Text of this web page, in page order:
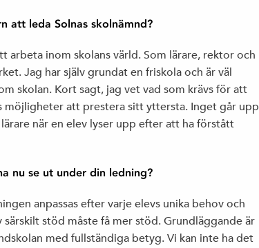
att leda Solnas skolnämnd?
arbeta inom skolans värld. Som lärare, rektor och
Jag har själv grundat en friskola och är väl
skolan. Kort sagt, jag vet vad som krävs för att
möjligheter att prestera sitt yttersta. Inget går upp
när en elev lyser upp efter att ha förstått
nu se ut under din ledning?
anpassas efter varje elevs unika behov och
stöd måste få mer stöd. Grundläggande är
med fullständiga betyg. Vi kan inte ha det